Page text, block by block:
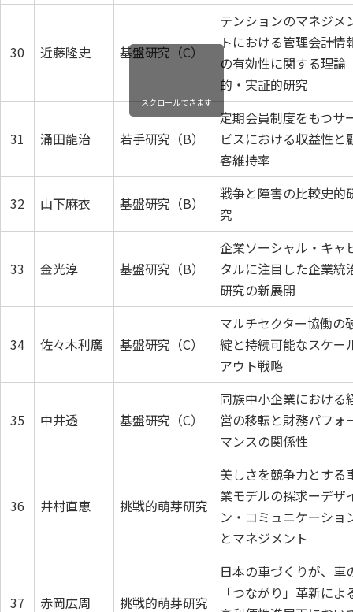
30 近藤隆史 基盤研究（C）
テンションのマネジメ
トにおける管理会計情
の有効性に関する理論
的・実証的研究
31 涌田龍治 若手研究（B）
定期会員制度をもつサ
ビスにおける収益性と
客維持率
32 山下麻衣 基盤研究（B）
戦争と障害の比較史的
究
33 金光淳 基盤研究（B）
企業ソーシャル・キャ
タルに注目した企業統
研究の新展開
34 佐々木利廣 基盤研究（C）
マルチセクター協働の
綻と持続可能なスケー
アウト戦略
35 中井透 基盤研究（C）
同族中小企業における
営の移転と財務パフォ
マンスの関係性
36 井村直恵 挑戦的萌芽研究
美しさを競争力とする
業モデルの探求ーデザ
ン・コミュニケーショ
とマネジメント
37 赤岡広周 挑戦的萌芽研究
日本の車づくりが、車
「つながり」革新によ
スクロールできます